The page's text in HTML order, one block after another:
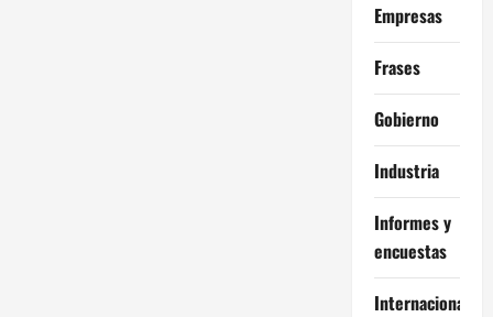
Empresas
Frases
Gobierno
Industria
Informes y
encuestas
Internacional